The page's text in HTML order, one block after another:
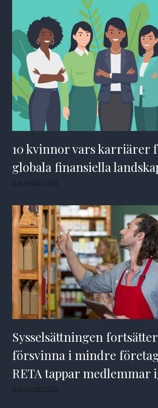
10 kvinnor vars karriärer
globala finansiella
6 augusti 2026
Sysselsättningen
försvinna i mindre
RETA tappar medlemmar
6 augusti 2026